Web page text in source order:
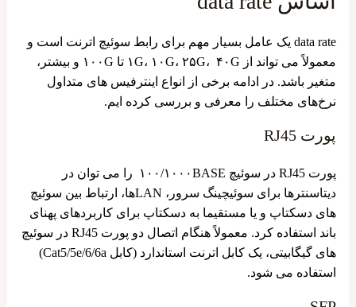
data rate یک عامل بسیار مهم برای رابط سوئیچ اترنت است و
معمولاً می تواند از ۱G، ۱۰G، ۲۵G، ۴۰G تا ۱۰۰G و بیشتر،
متغیر باشد. در ادامه برخی از انواع اینترفیس های متداول
نرخ‌های مختلف را معرفی و بررسی کرده ایم.
پورت RJ45
پورت RJ45 در سوئیچ ۱۰۰/۱۰۰۰BASE را می توان در
دیتاسنترها برای سوئیچینگ سرور، LANها، ارتباط بین سوئیچ
‌های دسکتاپ و یا مستقیما به دسکتاپ برای کاربردهای پهنای
باند استفاده کرد. معمولاً هنگام اتصال دو پورت RJ45 در سوئیچ
‌های گیگابیتی، یک کابل اترنت استاندارد (کابل Cat5/5e/6/6a)
استفاده می ‌شود.